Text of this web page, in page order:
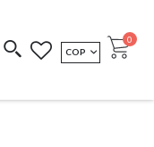
REDIMIR CÓDIGO
MONEDA
COP Cart
0